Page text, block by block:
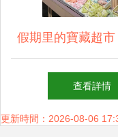
假期里的寶藏超
購物新體驗
查看詳情
更新時間：2026-08-06